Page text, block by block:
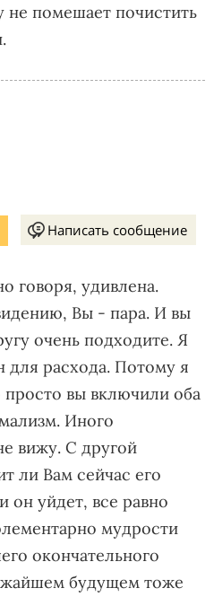
не помешает почистить
Написать сообщение
говоря, удивлена.
Вы - пара. И вы
очень подходите. Я
для расхода. Потому я
вы включили оба
Иного
вижу. С другой
ли Вам сейчас его
он уйдет, все равно
мудрости
окончательного
будущем тоже